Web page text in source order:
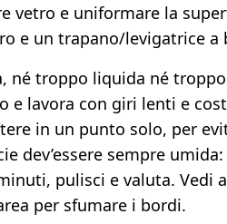
vetro e uniformare la
e un trapano/levigatrice a
né troppo liquida né
e lavora con giri lenti e
in un punto solo, per
dev’essere sempre
pulisci e valuta. Vedi
per sfumare i bordi.